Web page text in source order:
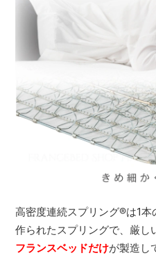
高密度連続スプリング®は1本
作られたスプリングで、厳し
フランスベッドだけが製造し